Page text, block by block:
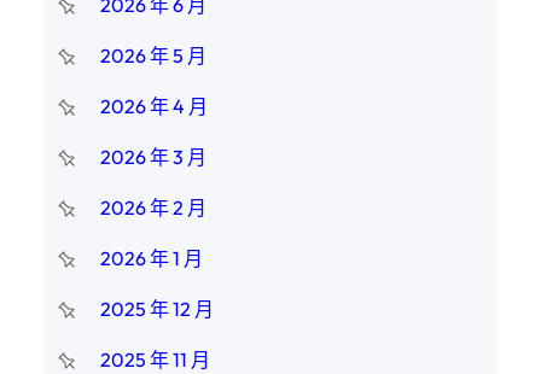
2026 年 6 月
2026 年 5 月
2026 年 4 月
2026 年 3 月
2026 年 2 月
2026 年 1 月
2025 年 12 月
2025 年 11 月